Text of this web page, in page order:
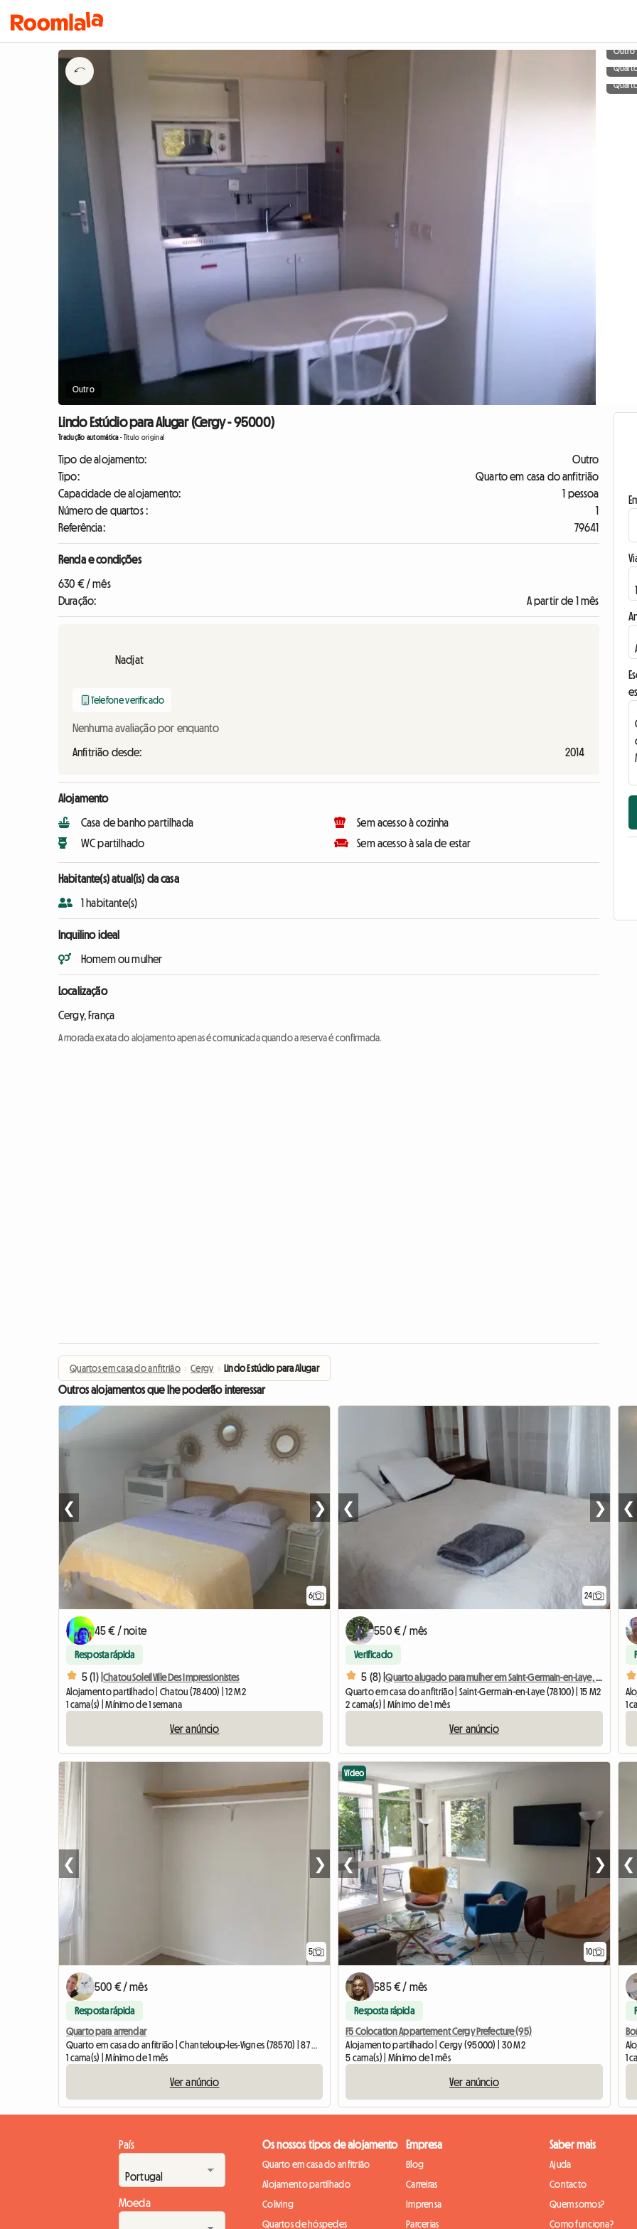
Outro
Outro
Lindo Estúdio para Alugar (Cergy - 95000)
Tradução automática-Título original
Tipo de alojamento:
Outro
Tipo:
Quarto em casa do anfitrião
Capacidade de alojamento:
1 pessoa
Número de quartos :
1
Referência:
79641
Renda e condições
630 € / mês
Duração:
A partir de 1 mês
Nadjat
Telefone verificado
Nenhuma avaliação por enquanto
Anfitrião desde: 2014
Alojamento
Casa de banho partilhada
WC partilhado
Sem acesso à cozinha
Sem acesso à sala de estar
Habitante(s) atual(is) da casa
1 habitante(s)
Inquilino ideal
Homem ou mulher
Localização
Cergy, França
A morada exata do alojamento apenas é comunicada quando a reserva é confirmada.
Quartos em casa do anfitrião › Cergy › Lindo Estúdio para Alugar
Outros alojamentos que lhe poderão interessar
6
❮ ❯
45 € / noite
Resposta rápida
5 (1) |Chatou Soleil Ville Des Impressionistes
Alojamento partilhado | Chatou (78400) | 12 M2
1 cama(s) | Mínimo de 1 semana
Ver anúncio
24
❮ ❯
550 € / mês
Verificado
5 (8) |
Quarto alugado para mulher em Saint-Germain-en-Laye, a 1 hora de Paris
Quarto em casa do anfitrião | Saint-Germain-en-Laye (78100) | 15 M2
2 cama(s) | Mínimo de 1 mês
Ver anúncio
❮
1
5
❮ ❯
500 € / mês
Resposta rápida
Quarto para arrendar
Quarto em casa do anfitrião | Chanteloup-les-Vignes (78570) | 87 M2
1 cama(s) | Mínimo de 1 mês
Ver anúncio
10
Vídeo
❮ ❯
585 € / mês
Resposta rápida
F5 Colocation Appartement Cergy Prefecture (95)
Alojamento partilhado | Cergy (95000) | 30 M2
5 cama(s) | Mínimo de 1 mês
Ver anúncio
❮
1
País
Moeda
Os nossos tipos de alojamento
Quarto em casa do anfitrião
Alojamento partilhado
Coliving
Quartos de hóspedes
Empresa
Blog
Carreiras
Imprensa
Parcerias
Saber mais
Ajuda
Contacto
Quem somos?
Como funciona?